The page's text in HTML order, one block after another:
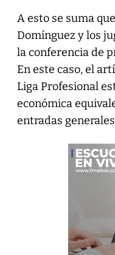
A esto se suma
Domínguez y los
la conferencia de
En este caso, el
Liga Profesional
económica
entradas